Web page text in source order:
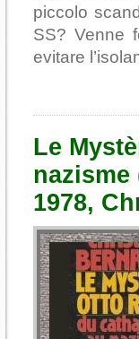
piccolo
SS? Venne
evitare
Le
nazisme
1978,